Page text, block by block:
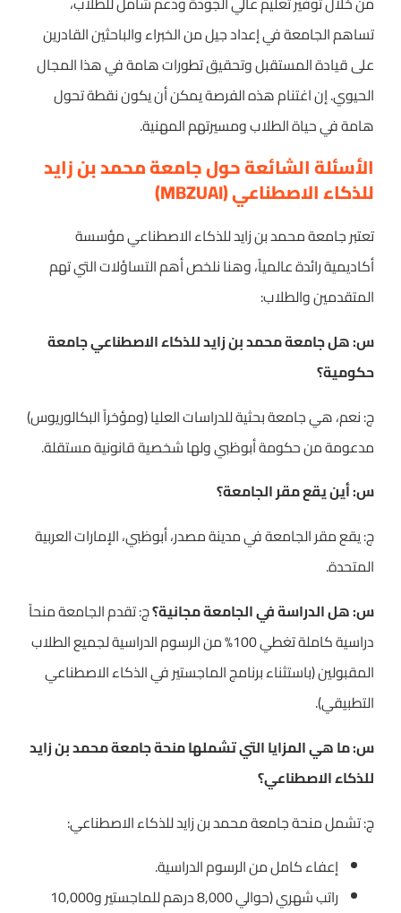
تساهم الجامعة في إعداد جيل من الخبراء والباحثين القادرين
على قيادة المستقبل وتحقيق تطورات هامة في هذا المجال
الحيوي. إن اغتنام هذه الفرصة يمكن أن يكون نقطة تحول
هامة في حياة الطلاب ومسيرتهم المهنية.
الأسئلة الشائعة حول جامعة محمد بن زايد
للذكاء الاصطناعي (MBZUAI)
تعتبر جامعة محمد بن زايد للذكاء الاصطناعي مؤسسة
أكاديمية رائدة عالمياً، وهنا نلخص أهم التساؤلات التي تهم
المتقدمين والطلاب:
س: هل جامعة محمد بن زايد للذكاء الاصطناعي جامعة
حكومية؟
ج: نعم، هي جامعة بحثية للدراسات العليا (ومؤخراً البكالوريوس)
مدعومة من حكومة أبوظبي ولها شخصية قانونية مستقلة.
س: أين يقع مقر الجامعة؟
ج: يقع مقر الجامعة في مدينة مصدر، أبوظبي، الإمارات العربية
المتحدة.
س: هل الدراسة في الجامعة مجانية؟ج: تقدم الجامعة منحاً
دراسية كاملة تغطي 100% من الرسوم الدراسية لجميع الطلاب
المقبولين (باستثناء برنامج الماجستير في الذكاء الاصطناعي
التطبيقي).
س: ما هي المزايا التي تشملها منحة جامعة محمد بن زايد
للذكاء الاصطناعي؟
ج: تشمل منحة جامعة محمد بن زايد للذكاء الاصطناعي:
إعفاء كامل من الرسوم الدراسية.
راتب شهري (حوالي 8,000 درهم للماجستير و10,000